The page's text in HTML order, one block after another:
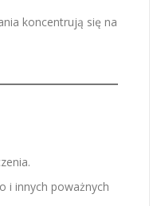
koncentrują się na
i innych poważnych